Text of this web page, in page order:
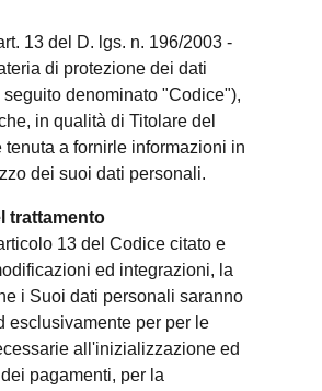
13 del D. lgs. n. 196/2003 -
di protezione dei dati
denominato "Codice"),
in qualità di Titolare del
tenuta a fornirle informazioni in
dei suoi dati personali.
trattamento
13 del Codice citato e
ed integrazioni, la
i Suoi dati personali saranno
esclusivamente per per le
all'inizializzazione ed
pagamenti, per la